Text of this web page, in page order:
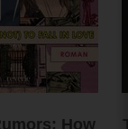
How